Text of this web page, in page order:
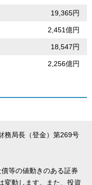
19,365円
2,451億円
18,547円
2,256億円
局長（登金）第269号
等の値動きのある証券
変動します。また、投資